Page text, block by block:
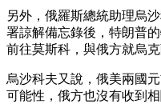
另外，俄羅斯總統助理烏
署諒解備忘錄後，特朗普
前往莫斯科，與俄方就烏克
烏沙科夫又說，俄美兩國
可能性，俄方也沒有收到相